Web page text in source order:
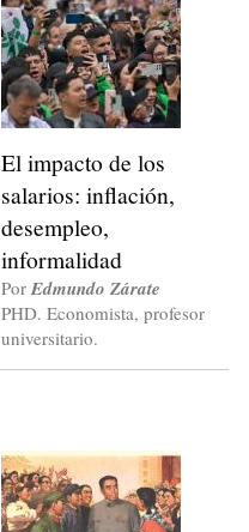
El impacto de los
salarios: inflación,
desempleo,
informalidad
PorEdmundo Zárate
PHD. Economista, profesor
universitario.